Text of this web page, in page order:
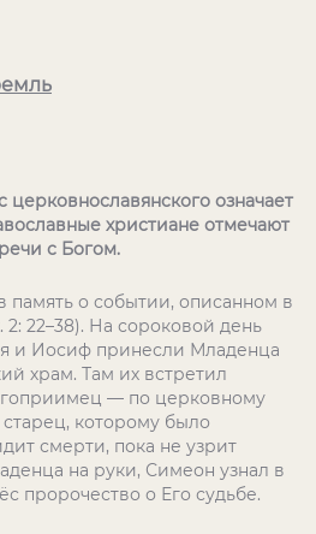
означает
христиане отмечают
с Богом.
память о событии, описанном в
22–38). На сороковой день
и Иосиф принесли Младенца
храм. Там их встретил
— по церковному
которому было
смерти, пока не узрит
на руки, Симеон узнал в
пророчество о Его судьбе.